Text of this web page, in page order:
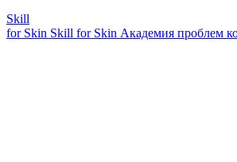
Skill
for Skin Skill for Skin Академия проблем